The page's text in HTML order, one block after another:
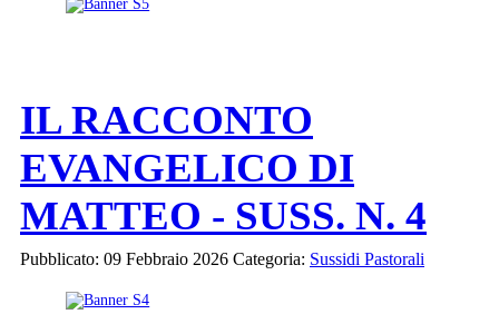
IL RACCONTO
EVANGELICO DI
MATTEO - SUSS. N. 4
Pubblicato: 09 Febbraio 2026 Categoria: Sussidi Pastorali